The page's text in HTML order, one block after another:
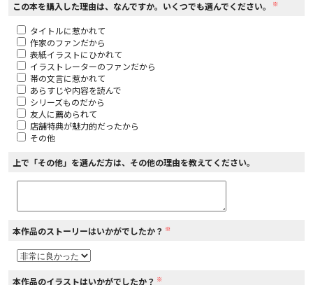
コミックパルフェ
閉じる
この本を購入した理由は、なんですか。いくつでも選んでください。 ※
タイトルに惹かれて
作家のファンだから
表紙イラストにひかれて
イラストレーターのファンだから
帯の文言に惹かれて
あらすじや内容を読んで
シリーズものだから
友人に薦められて
店舗特典が魅力的だったから
その他
上で「その他」を選んだ方は、その他の理由を教えてください。
本作品のストーリーはいかがでしたか？ ※
本作品のイラストはいかがでしたか？ ※